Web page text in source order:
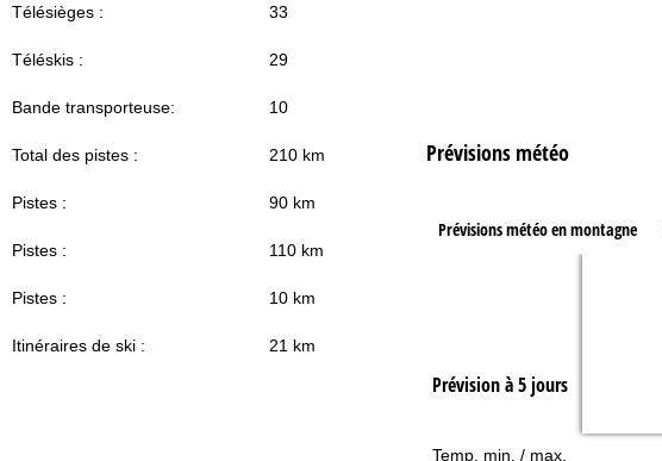
Télésièges : 33
Téléskis : 29
Bande transporteuse: 10
Total des pistes : 210 km
Pistes : 90 km
Pistes : 110 km
Pistes : 10 km
Itinéraires de ski : 21 km
Prévisions météo
Prévisions météo en montagne
Prévision à 5 jours
Temp. min. / max.